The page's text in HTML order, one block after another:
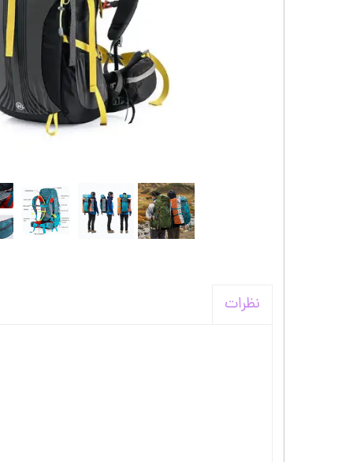
کیف و اکسسوری استنلی
نظرات